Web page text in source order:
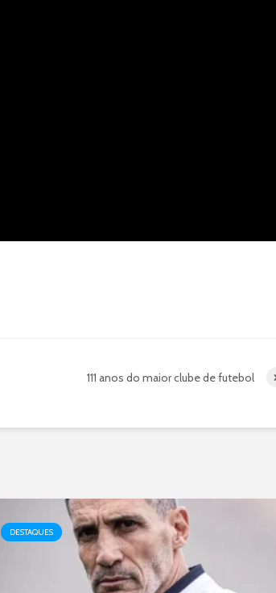
111 anos do maior clube de futebol
DESTAQUES